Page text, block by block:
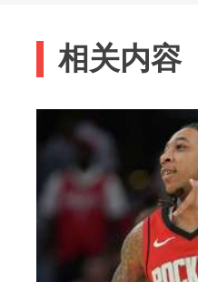
相关内容